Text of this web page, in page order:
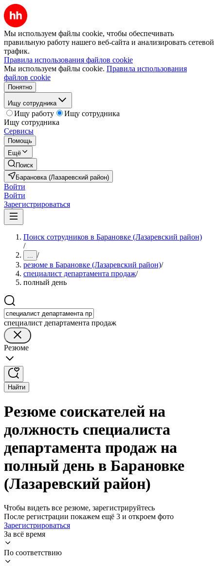
Мы используем файлы cookie, чтобы обеспечивать
правильную работу нашего веб-сайта и анализировать сетевой
трафик.
Правила использования файлов cookie
Мы используем файлы cookie. Правила использования
файлов cookie
Понятно
Ищу сотрудника
Ищу работу
Ищу сотрудника
Ищу сотрудника
Сервисы
Помощь
Ещё
Поиск
Барановка (Лазаревский район)
Войти
Войти
Зарегистрироваться
Поиск сотрудников в Барановке (Лазаревский район)
/
... /
резюме в Барановке (Лазаревский район)/
специалист департамента продаж/
полный день
специалист департамента продаж
Резюме
Найти
Резюме соискателей на
должность специалиста
департамента продаж на
полный день в Барановке
(Лазаревский район)
Чтобы видеть все резюме, зарегистрируйтесь
После регистрации покажем ещё 3 и откроем фото
Зарегистрироваться
За всё время
По соответствию